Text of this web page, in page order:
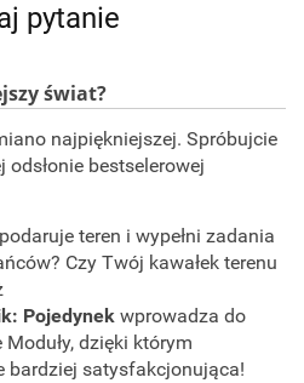
pytanie
świat?
najpiękniejszej. Spróbujcie
bestselerowej
teren i wypełni zadania
Czy Twój kawałek terenu
Pojedynek wprowadza do
dzięki którym
bardziej satysfakcjonująca!